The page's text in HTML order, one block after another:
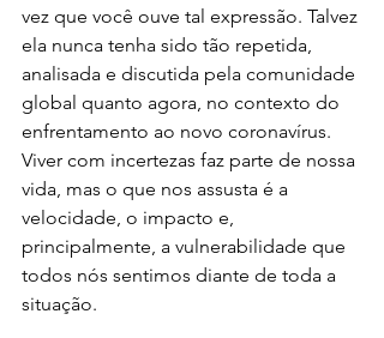
vez que você ouve tal expressão. Talvez
ela nunca tenha sido tão repetida,
analisada e discutida pela comunidade
global quanto agora, no contexto do
enfrentamento ao novo coronavírus.
Viver com incertezas faz parte de nossa
vida, mas o que nos assusta é a
velocidade, o impacto e,
principalmente, a vulnerabilidade que
todos nós sentimos diante de toda a
situação.